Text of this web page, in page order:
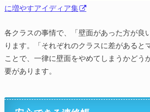
に増やすアイディア集
各クラスの事情で、「壁面があった方が良
ります。「それぞれのクラスに差があると
ことで、一律に壁面をやめてしまうかどう
要があります。